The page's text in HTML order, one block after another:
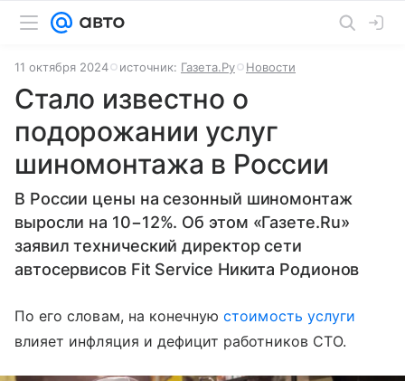
11 октября 2024 источник: Газета.Ру Новости
Стало известно о
подорожании услуг
шиномонтажа в России
В России цены на сезонный шиномонтаж
выросли на 10−12%. Об этом «Газете.Ru»
заявил технический директор сети
автосервисов Fit Service Никита Родионов
По его словам, на конечнуюстоимость услуги
влияет инфляция и дефицит работников СТО.